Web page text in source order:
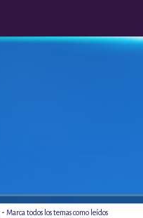
- Marca todos los temas como leídos